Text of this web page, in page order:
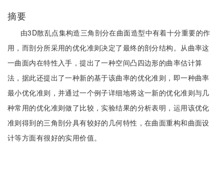
摘要
由3D散乱点集构造三角剖分在曲面造型中有着十分重要的作
用，而剖分所采用的优化准则决定了最终的剖分结构。从曲率这
一曲面内在特性入手，提出了一种空间凸四边形的曲率估计算
法，据此还提出了一种新的基于该曲率的优化准则，即一种曲率
最小优化准则，并通过一个例子详细地将这一新的优化准则与几
种常用的优化准则做了比较，实验结果的分析表明，运用该优化
准则得到的三角剖分具有较好的几何特性，在曲面重构和曲面设
计等方面有很好的实用价值。